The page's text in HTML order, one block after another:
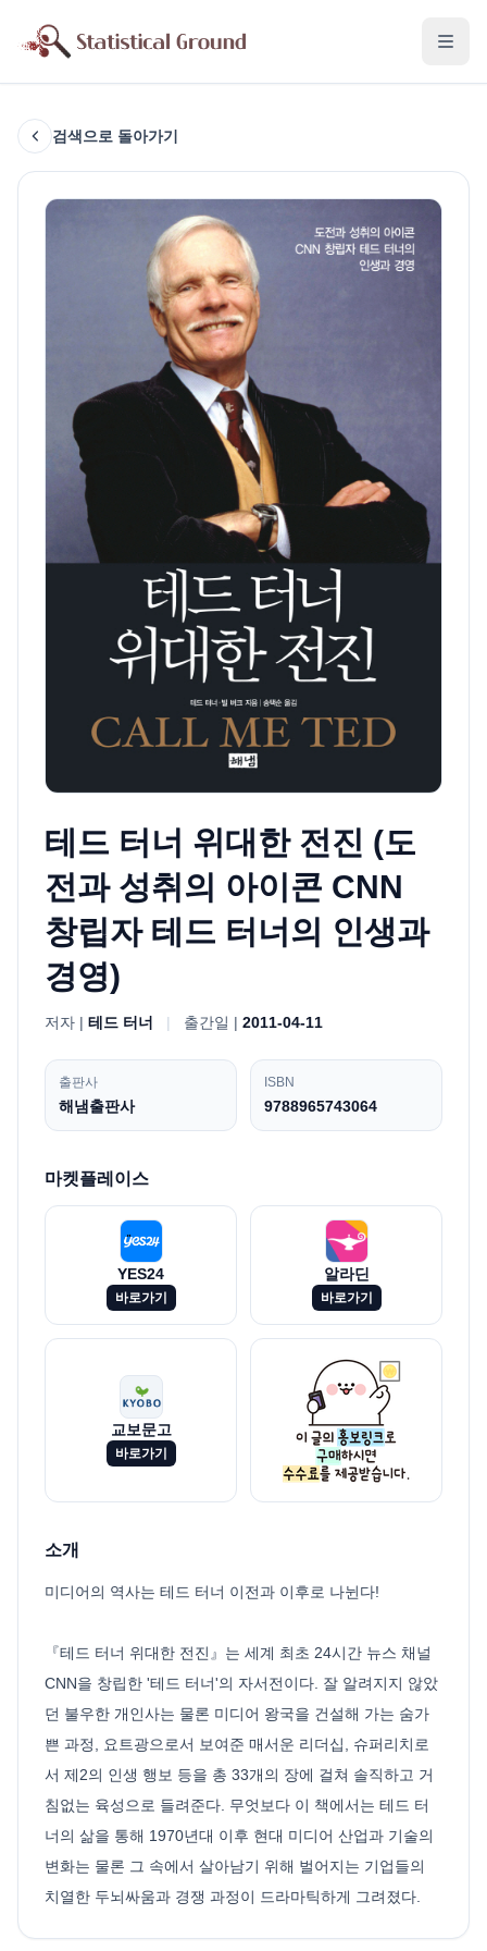
검색으로 돌아가기
테드 터너 위대한 전진 (도
전과 성취의 아이콘 CNN
창립자 테드 터너의 인생과
경영)
저자 | 테드 터너 | 출간일 | 2011-04-11
출판사
해냄출판사
ISBN
9788965743064
마켓플레이스
YES24
바로가기
알라딘
바로가기
교보문고
바로가기
소개
미디어의 역사는 테드 터너 이전과 이후로 나뉜다!
『테드 터너 위대한 전진』는 세계 최초 24시간 뉴스 채널
CNN을 창립한 '테드 터너'의 자서전이다. 잘 알려지지 않았
던 불우한 개인사는 물론 미디어 왕국을 건설해 가는 숨가
쁜 과정, 요트광으로서 보여준 매서운 리더십, 슈퍼리치로
서 제2의 인생 행보 등을 총 33개의 장에 걸쳐 솔직하고 거
침없는 육성으로 들려준다. 무엇보다 이 책에서는 테드 터
너의 삶을 통해 1970년대 이후 현대 미디어 산업과 기술의
변화는 물론 그 속에서 살아남기 위해 벌어지는 기업들의
치열한 두뇌싸움과 경쟁 과정이 드라마틱하게 그려졌다.